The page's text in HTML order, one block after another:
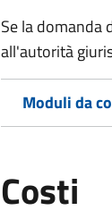
Se la domanda
all'autorità
Moduli da
Costi